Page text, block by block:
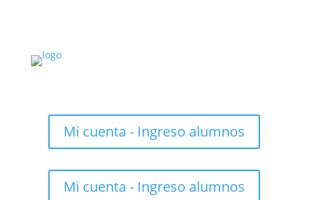
Mi cuenta - Ingreso alumnos
Mi cuenta - Ingreso alumnos